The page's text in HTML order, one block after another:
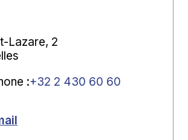
Lazare, 2
:+32 2 430 60 60